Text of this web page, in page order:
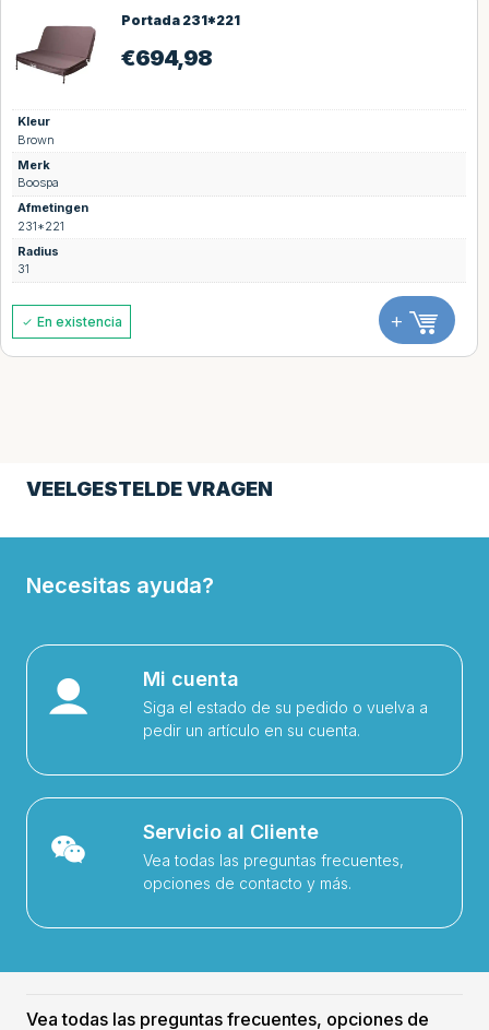
Portada 231*221
€694,98
Kleur
Brown
Merk
Boospa
Afmetingen
231*221
Radius
31
En existencia +
VEELGESTELDE VRAGEN
Necesitas ayuda?
Mi cuenta
Siga el estado de su pedido o vuelva a
pedir un artículo en su cuenta.
Servicio al Cliente
Vea todas las preguntas frecuentes,
opciones de contacto y más.
Vea todas las preguntas frecuentes, opciones de